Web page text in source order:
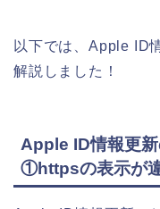
以下では、Apple ID
解説しました！
Apple ID情報更
①httpsの表示が